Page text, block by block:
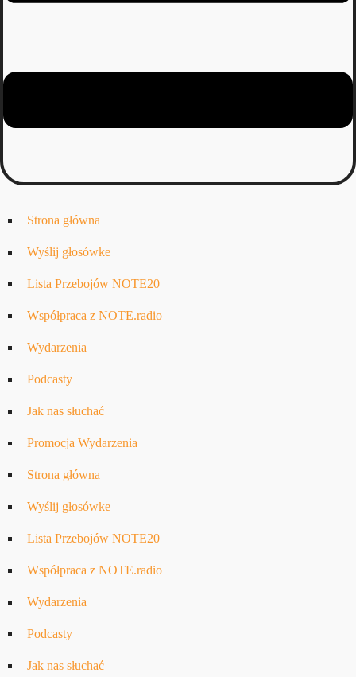
Strona główna
Wyślij głosówke
Lista Przebojów NOTE20
Współpraca z NOTE.radio
Wydarzenia
Podcasty
Jak nas słuchać
Promocja Wydarzenia
Strona główna
Wyślij głosówke
Lista Przebojów NOTE20
Współpraca z NOTE.radio
Wydarzenia
Podcasty
Jak nas słuchać